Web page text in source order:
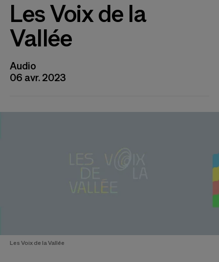
Les Voix de la
Vallée
Audio
06 avr. 2023
Les Voix de la Vallée